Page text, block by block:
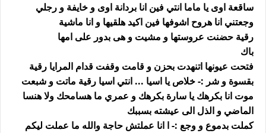
ساقعة اوى يا ماما انتي فين انا بردانة اوى و خايفة و رجلي
وجعتني انا هروح اشوفها فين اكيد هلقيها و انا ماشية
رقية حضنت عروستها و مشيت و هى بدور على امها
باك
فتحت عيونها اتنهدت بحزن و قامت وقفت قدام المرايا رقية
بقسوة و شر :- خلاص يا اسيا ... انتي اسيا رقية ماتت و شبعت
موت انا بكرهك يا سارة بكرهك و عمري ما هسامحك ولا هنسا
الماضي و الذل الى عيشته بسببك
كملت بدموع و وجع :- ا انا عملتش حاجة والله ما عملت ليكم